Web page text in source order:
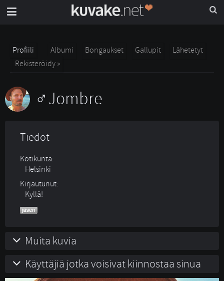
Profiili Albumi Bongaukset Gallupit
Lähetetyt
Rekisteröidy »
Jombre
Tiedot
Kotikunta:
Helsinki
Kirjautunut:
Kyllä!
Muita kuvia
Käyttäjiä jotka voisivat kiinnostaa sinua